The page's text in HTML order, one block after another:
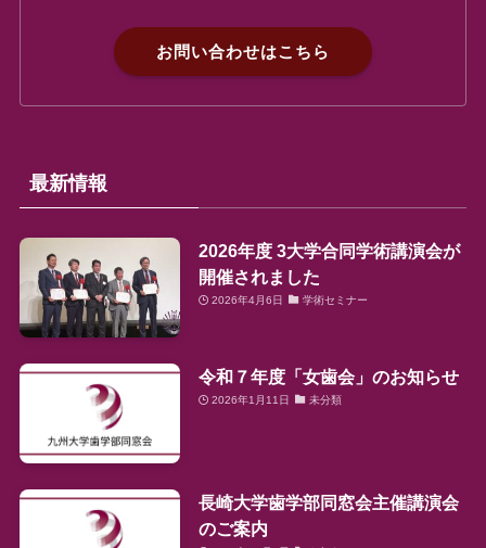
お問い合わせはこちら
最新情報
2026年度 3大学合同学術講演会が
開催されました
2026年4月6日 学術セミナー
令和７年度「女歯会」のお知らせ
2026年1月11日 未分類
長崎大学歯学部同窓会主催講演会
のご案内